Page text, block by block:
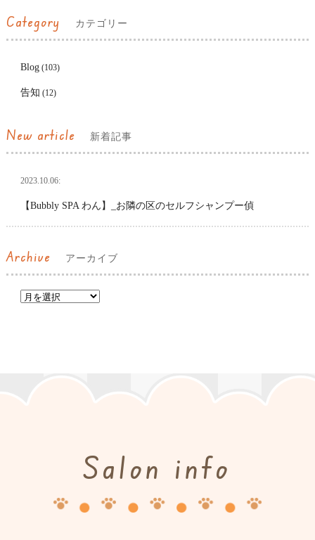
Category カテゴリー
Blog(103)
告知 (12)
New article 新着記事
2023.10.06:
【Bubbly SPA わん】_お隣の区のセルフシャンプー偵
Archive アーカイブ
Salon info